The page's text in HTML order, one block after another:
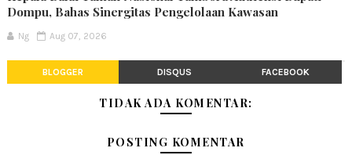
Dompu, Bahas Sinergitas Pengelolaan Kawasan
Ng Aug 07, 2026
BLOGGER DISQUS FACEBOOK
TIDAK ADA KOMENTAR:
POSTING KOMENTAR